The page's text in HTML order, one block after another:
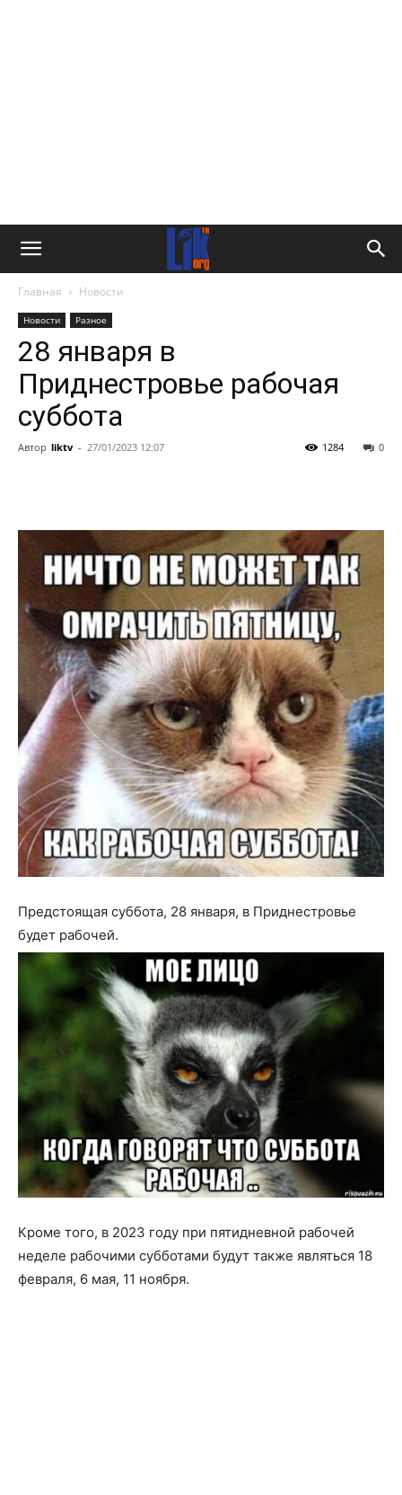
Главная Новости
Новости Разное
28 января в
Приднестровье рабочая
суббота
Автор liktv - 27/01/2023 12:07 0
1284
Предстоящая суббота, 28 января, в Приднестровье
будет рабочей.
Кроме того, в 2023 году при пятидневной рабочей
неделе рабочими субботами будут также являться 18
февраля, 6 мая, 11 ноября.